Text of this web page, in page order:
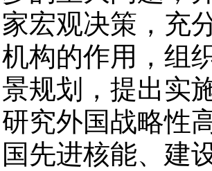
家宏观决策，充
机构的作用，组
景规划，提出实
研究外国战略性
国先进核能、建